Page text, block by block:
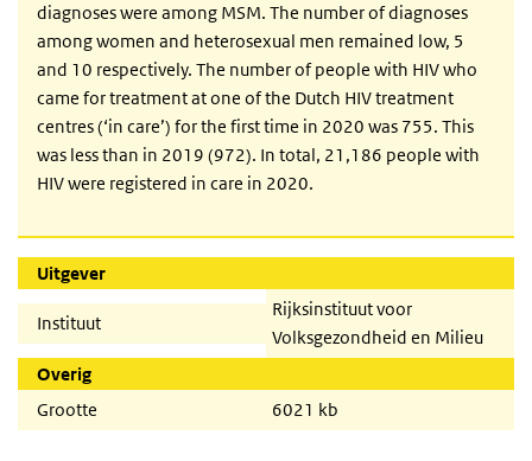
diagnoses were among MSM. The number of diagnoses
among women and heterosexual men remained low, 5
and 10 respectively. The number of people with HIV who
came for treatment at one of the Dutch HIV treatment
centres (‘in care’) for the first time in 2020 was 755. This
was less than in 2019 (972). In total, 21,186 people with
HIV were registered in care in 2020.
Uitgever
Instituut
Rijksinstituut voor
Volksgezondheid en Milieu
Overig
Grootte
6021 kb